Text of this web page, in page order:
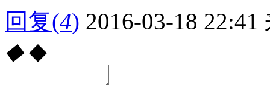
回复(4) 2016-03-18 22:41
◆ ◆